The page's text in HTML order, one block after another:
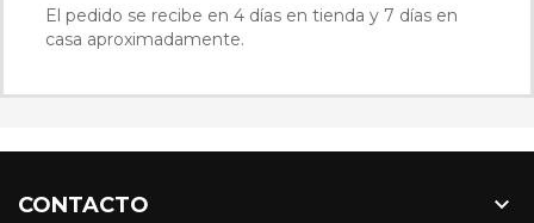
El pedido se recibe en 4 días en tienda y 7 días en
casa aproximadamente.
CONTACTO 